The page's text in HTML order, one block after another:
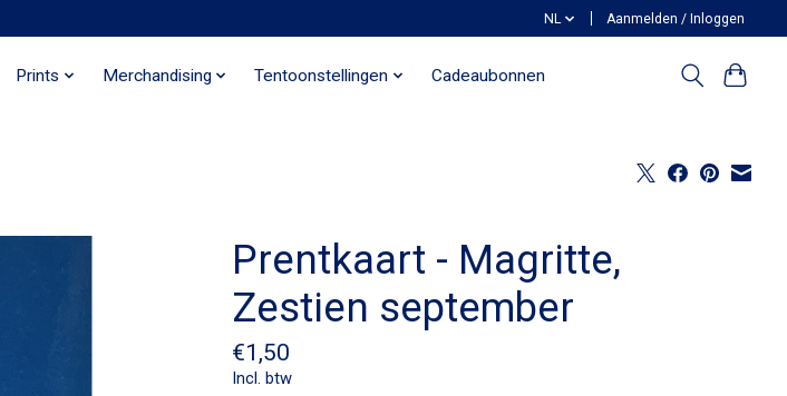
NL Aanmelden / Inloggen
Prints Merchandising Tentoonstellingen Cadeaubonnen
Prentkaart - Magritte,
Zestien september
€1,50
Incl. btw